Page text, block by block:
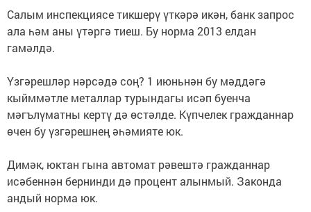
Салым инспекциясе тикшерү үткәрә икән, банк запрос
ала һәм аны үтәргә тиеш. Бу норма 2013 елдан
гамәлдә.
Үзгәрешләр нәрсәдә соң? 1 июньнән бу мәддәгә
кыйммәтле металлар турындагы исәп буенча
мәгълүматны кертү дә өстәлде. Күпчелек гражданнар
өчен бу үзгәрешнең әһәмияте юк.
Димәк, юктан гына автомат рәвештә гражданнар
исәбеннән бернинди дә процент алынмый. Законда
андый норма юк.